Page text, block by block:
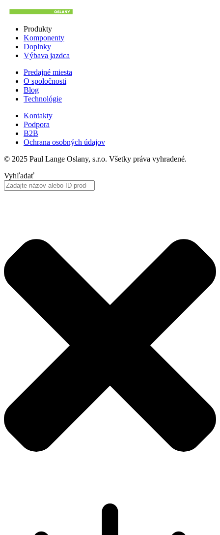
Produkty
Komponenty
Doplnky
Výbava jazdca
Predajné miesta
O spoločnosti
Blog
Technológie
Kontakty
Podpora
B2B
Ochrana osobných údajov
© 2025 Paul Lange Oslany, s.r.o. Všetky práva vyhradené.
Vyhľadať